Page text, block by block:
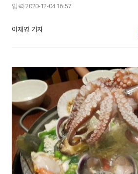
입력 2020-12-04 16:57
이재영 기자